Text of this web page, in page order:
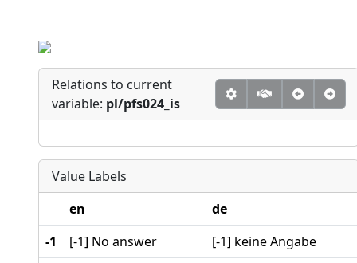
Relations to current
variable: pl/pfs024_is
Value Labels
en
de
-1
[-1] No answer
[-1] keine Angabe